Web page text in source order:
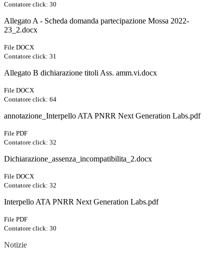
Contatore click: 30
Allegato A - Scheda domanda partecipazione Mossa 2022-
23_2.docx
File DOCX
Contatore click: 31
Allegato B dichiarazione titoli Ass. amm.vi.docx
File DOCX
Contatore click: 64
annotazione_Interpello ATA PNRR Next Generation Labs.pdf
File PDF
Contatore click: 32
Dichiarazione_assenza_incompatibilita_2.docx
File DOCX
Contatore click: 32
Interpello ATA PNRR Next Generation Labs.pdf
File PDF
Contatore click: 30
Notizie